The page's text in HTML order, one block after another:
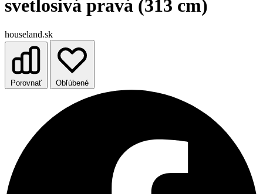
svetlosivá pravá (313 cm)
houseland.sk
Porovnať Obľúbené